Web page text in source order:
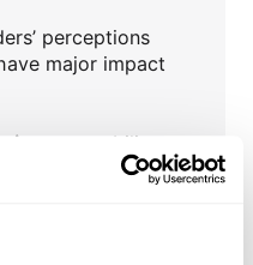
perceptions
major impact
to stabilize